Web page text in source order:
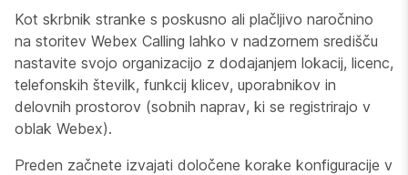
Kot skrbnik stranke s poskusno ali plačljivo naročnino
na storitev Webex Calling lahko v nadzornem središču
nastavite svojo organizacijo z dodajanjem lokacij, licenc,
telefonskih številk, funkcij klicev, uporabnikov in
delovnih prostorov (sobnih naprav, ki se registrirajo v
oblak Webex).
Preden začnete izvajati določene korake konfiguracije v